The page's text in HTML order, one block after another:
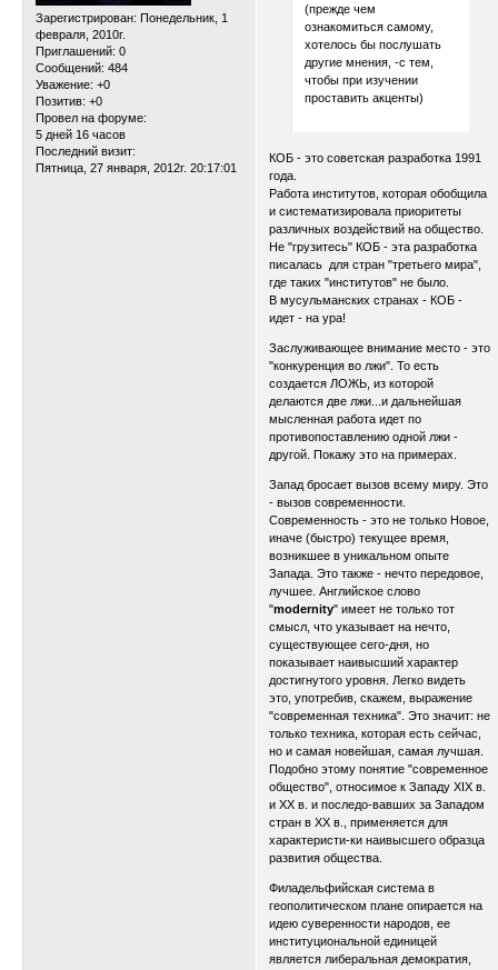
Зарегистрирован: Понедельник, 1
февраля, 2010г.
Приглашений: 0
Сообщений: 484
Уважение: +0
Позитив: +0
Провел на форуме:
5 дней 16 часов
Последний визит:
Пятница, 27 января, 2012г. 20:17:01
(прежде чем
ознакомиться самому,
хотелось бы послушать
другие мнения, -с тем,
чтобы при изучении
проставить акценты)
КОБ - это советская разработка 1991
года.
Работа институтов, которая обобщила
и систематизировала приоритеты
различных воздействий на общество.
Не "грузитесь" КОБ - эта разработка
писалась для стран "третьего мира",
где таких "институтов" не было.
В мусульманских странах - КОБ -
идет - на ура!
Заслуживающее внимание место - это
"конкуренция во лжи". То есть
создается ЛОЖЬ, из которой
делаются две лжи...и дальнейшая
мысленная работа идет по
противопоставлению одной лжи -
другой. Покажу это на примерах.
Запад бросает вызов всему миру. Это
- вызов современности.
Современность - это не только Новое,
иначе (быстро) текущее время,
возникшее в уникальном опыте
Запада. Это также - нечто передовое,
лучшее. Английское слово
"modernity" имеет не только тот
смысл, что указывает на нечто,
существующее сего-дня, но
показывает наивысший характер
достигнутого уровня. Легко видеть
это, употребив, скажем, выражение
"современная техника". Это значит: не
только техника, которая есть сейчас,
но и самая новейшая, самая лучшая.
Подобно этому понятие "современное
общество", относимое к Западу XIX в.
и XX в. и последо-вавших за Западом
стран в XX в., применяется для
характеристи-ки наивысшего образца
развития общества.
Филадельфийская система в
геополитическом плане опирается на
идею суверенности народов, ее
институциональной единицей
является либеральная демократия,